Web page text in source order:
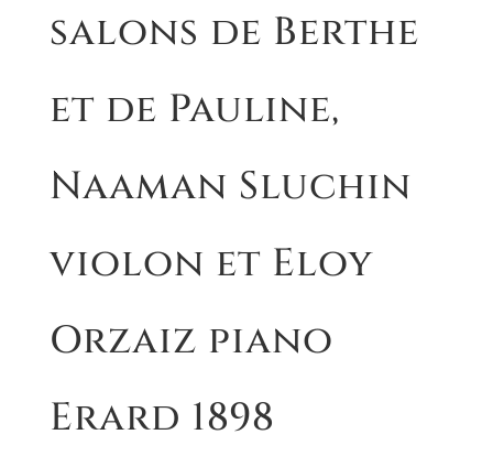
salons de Berthe
et de Pauline,
Naaman Sluchin
violon et Eloy
Orzaiz piano
Erard 1898